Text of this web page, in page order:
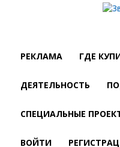
РЕКЛАМА ГДЕ
ДЕЯТЕЛЬНОСТЬ
СПЕЦИАЛЬНЫЕ
ВОЙТИ